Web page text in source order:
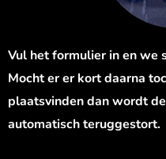
Vul het formulier in en we
Mocht er er kort daarna
plaatsvinden dan wordt
automatisch teruggestort.